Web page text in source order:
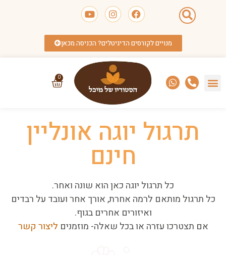
מנויים לקורסים הדיגיטלים? הכניסה מכאן
0
תרגול יוגה אונליין
חינם
כל תרגול יוגה כאן הוא שונה ואחר.
כל תרגול מותאם לרמה אחרת, אורך אחר ועובד על רבדים
ואיזורים אחרים בגוף.
אם תצטרכו עזרה או בכל שאלה- מוזמנים ליצור קשר